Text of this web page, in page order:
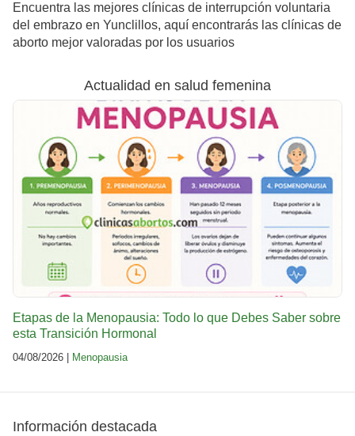
Encuentra las mejores clínicas de interrupción voluntaria
del embrazo en Yunclillos, aquí encontrarás las clínicas de
aborto mejor valoradas por los usuarios
Actualidad en salud femenina
Etapas de la Menopausia: Todo lo que Debes Saber sobre
esta Transición Hormonal
04/08/2026 | Menopausia
Información destacada